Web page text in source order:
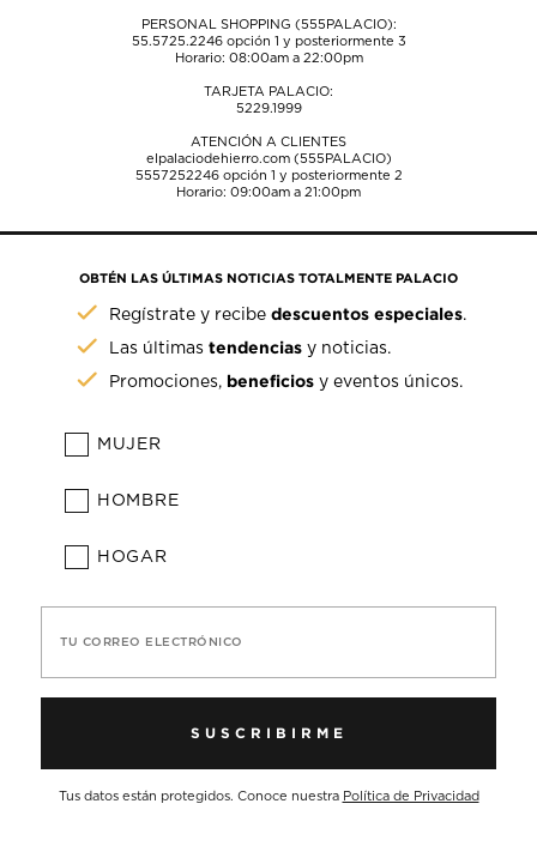
PERSONAL SHOPPING (555PALACIO):
55.5725.2246opción 1 y posteriormente 3
Horario: 08:00am a 22:00pm
TARJETA PALACIO:
5229.1999
ATENCIÓN A CLIENTES
elpalaciodehierro.com (555PALACIO)
5557252246opción 1 y posteriormente 2
Horario: 09:00am a 21:00pm
OBTÉN LAS ÚLTIMAS NOTICIAS TOTALMENTE PALACIO
Regístrate y recibedescuentos especiales.
Las últimastendencias y noticias.
Promociones, beneficios y eventos únicos.
MUJER
HOMBRE
HOGAR
TU CORREO ELECTRÓNICO
SUSCRIBIRME
Tus datos están protegidos. Conoce nuestra Política de Privacidad